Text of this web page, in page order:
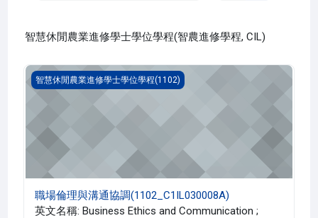
智慧休閒農業進修學士學位學程(智農進修學程, CIL)
職場倫理與溝通協調(1102_C1IL030008A)
智慧休閒農業進修學士學位學程(1102)
職場倫理與溝通協調(1102_C1IL030008A)
英文名稱: Business Ethics and Communication ;